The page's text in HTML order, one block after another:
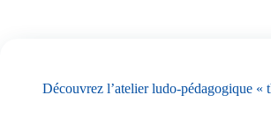
Découvrez l’atelier ludo-pédagogique «